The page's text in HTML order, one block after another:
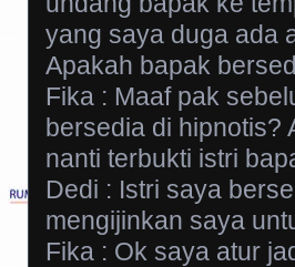
yang saya duga ada
Apakah bapak
Fika : Maaf pak
bersedia di hipnotis?
nanti terbukti istri
Dedi : Istri saya
mengijinkan saya
Fika : Ok saya atur